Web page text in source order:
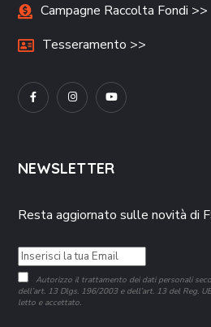
Campagne Raccolta Fondi >>
Tesseramento >>
NEWSLETTER
Resta aggiornato sulle novità di
Autorizzo il trattamento dei dati personali
dell’art. 13 Dlgs. 196/2003 e dell’art. 13 del Reg.
letto e accettato.